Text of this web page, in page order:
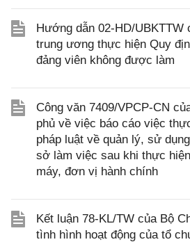
Hướng dẫn 02-HD/UBKTTW
trung ương thực hiện Quy
đảng viên không được làm
Công văn 7409/VPCP-CN
phủ về việc báo cáo việc
pháp luật về quản lý, sử
sở làm việc sau khi thực
máy, đơn vị hành chính
Kết luận 78-KL/TW của Bộ
tình hình hoạt động của tổ